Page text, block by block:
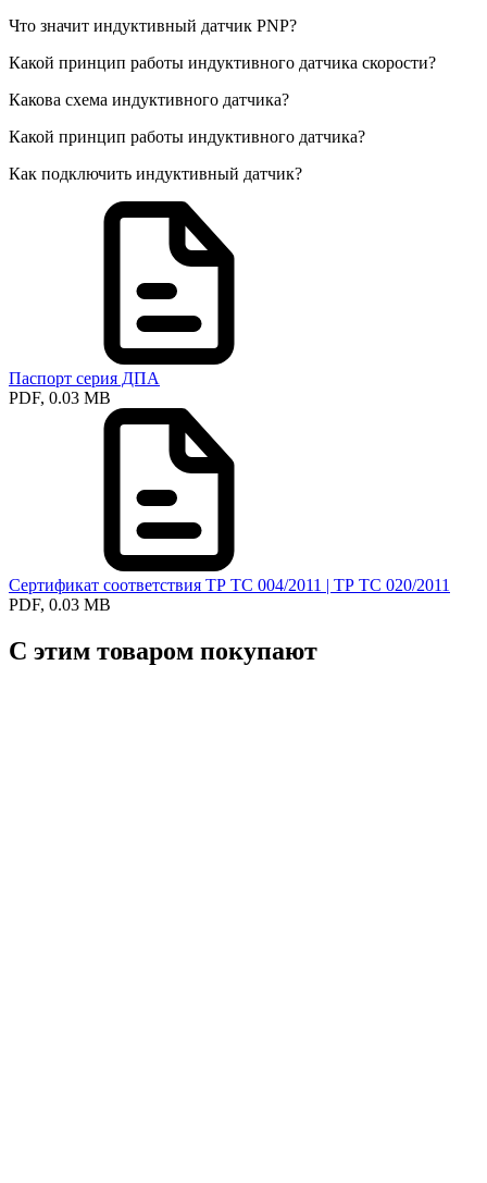
Что значит индуктивный датчик PNP?
Какой принцип работы индуктивного датчика скорости?
Какова схема индуктивного датчика?
Какой принцип работы индуктивного датчика?
Как подключить индуктивный датчик?
Паспорт серия ДПА
PDF, 0.03 MB
Сертификат соответствия ТР ТС 004/2011 | ТР ТС 020/2011
PDF, 0.03 MB
С этим товаром покупают